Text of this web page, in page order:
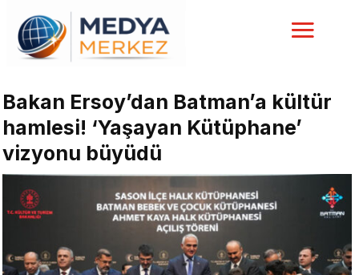
Bakan Ersoy’dan Batman’a kültür
hamlesi! ‘Yaşayan Kütüphane’
vizyonu büyüdü